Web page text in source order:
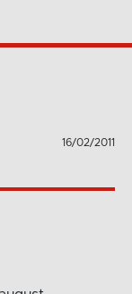
16/02/2011